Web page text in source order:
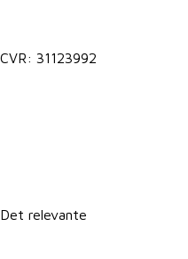
CVR: 31123992
Det relevante